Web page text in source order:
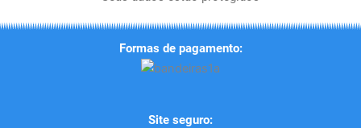
Formas de pagamento:
Site seguro: